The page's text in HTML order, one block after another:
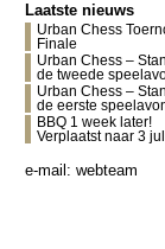
Laatste nieuws
Urban Chess
Finale
Urban Chess –
de tweede
Urban Chess –
de eerste
BBQ 1 week later!
Verplaatst naar 3
e-mail: webteam